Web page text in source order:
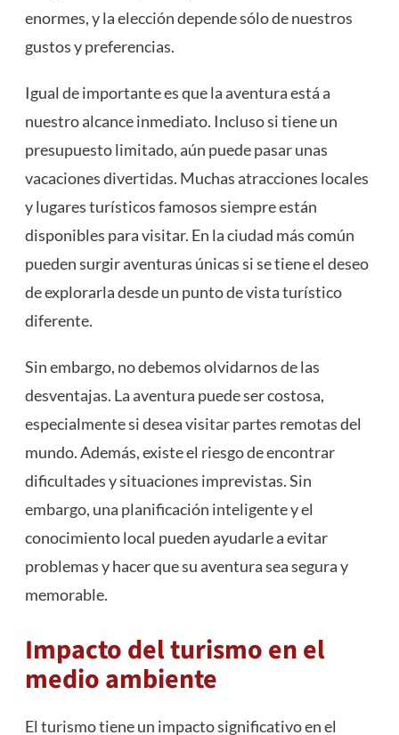
enormes, y la elección depende sólo de nuestros
gustos y preferencias.
Igual de importante es que la aventura está a
nuestro alcance inmediato. Incluso si tiene un
presupuesto limitado, aún puede pasar unas
vacaciones divertidas. Muchas atracciones locales
y lugares turísticos famosos siempre están
disponibles para visitar. En la ciudad más común
pueden surgir aventuras únicas si se tiene el deseo
de explorarla desde un punto de vista turístico
diferente.
Sin embargo, no debemos olvidarnos de las
desventajas. La aventura puede ser costosa,
especialmente si desea visitar partes remotas del
mundo. Además, existe el riesgo de encontrar
dificultades y situaciones imprevistas. Sin
embargo, una planificación inteligente y el
conocimiento local pueden ayudarle a evitar
problemas y hacer que su aventura sea segura y
memorable.
Impacto del turismo en el
medio ambiente
El turismo tiene un impacto significativo en el